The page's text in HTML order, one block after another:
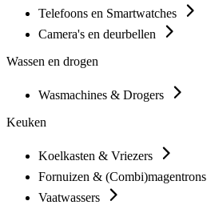
Telefoons en Smartwatches
Camera's en deurbellen
Wassen en drogen
Wasmachines & Drogers
Keuken
Koelkasten & Vriezers
Fornuizen & (Combi)magentrons
Vaatwassers